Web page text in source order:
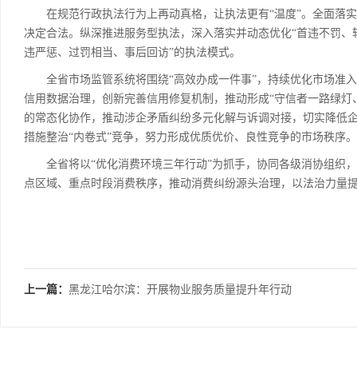
在规范行政执法行为上再动真格，让执法更有“温度”。全面落
决定合法。纵深推进服务型执法，深入落实并动态优化“首违不罚
违严惩、过罚相当、事后回访”的执法模式。
全省市场监管系统将围绕“高效办成一件事”，持续优化市场准
信用数据治理，创新完善信用修复机制，推动形成“守信者一路绿
的常态化协作，推动涉企矛盾纠纷多元化解与诉调对接，切实降
措施整治“内卷式”竞争，努力形成优质优价、良性竞争的市场秩序。
全省将以“优化消费环境三年行动”为抓手，协同各级消协组织
点区域、重点时段消费秩序，推动消费纠纷源头治理，以法治力量
上一篇： 黑龙江哈尔滨：开展物业服务质量提升年行动